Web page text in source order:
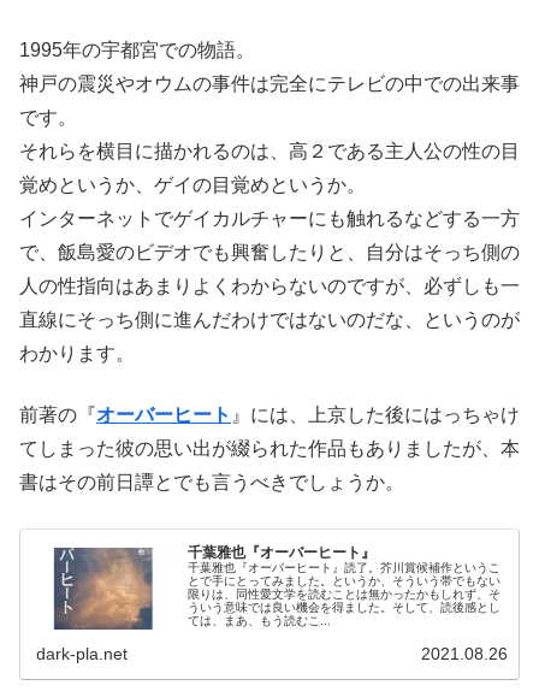
1995年の宇都宮での物語。
神戸の震災やオウムの事件は完全にテレビの中での出来事
です。
それらを横目に描かれるのは、高２である主人公の性の目
覚めというか、ゲイの目覚めというか。
インターネットでゲイカルチャーにも触れるなどする一方
で、飯島愛のビデオでも興奮したりと、自分はそっち側の
人の性指向はあまりよくわからないのですが、必ずしも一
直線にそっち側に進んだわけではないのだな、というのが
わかります。
前著の『オーバーヒート 』には、上京した後にはっちゃけ
てしまった彼の思い出が綴られた作品もありましたが、本
書はその前日譚とでも言うべきでしょうか。
千葉雅也『オーバーヒート』
千葉雅也『オーバーヒート』読了。芥川賞候補作というこ
とで手にとってみました。というか、そういう帯でもない
限りは、同性愛文学を読むことは無かったかもしれず、そ
ういう意味では良い機会を得ました。そして、読後感とし
ては、まあ、もう読むこ...
dark-pla.net 2021.08.26